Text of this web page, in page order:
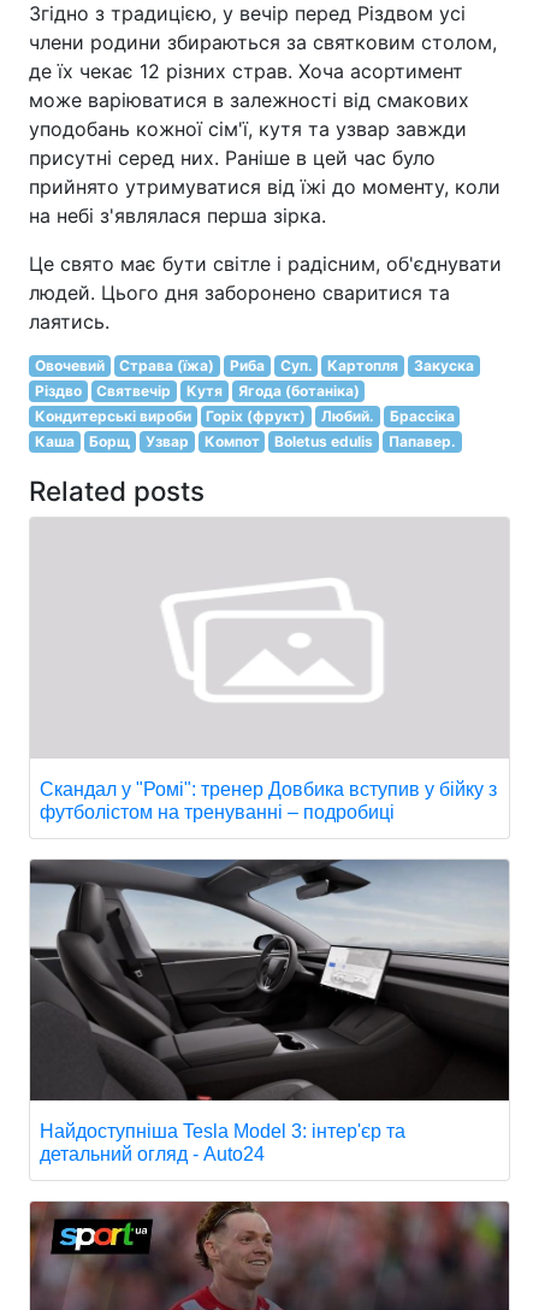
Згідно з традицією, у вечір перед Різдвом усі
члени родини збираються за святковим столом,
де їх чекає 12 різних страв. Хоча асортимент
може варіюватися в залежності від смакових
уподобань кожної сім'ї, кутя та узвар завжди
присутні серед них. Раніше в цей час було
прийнято утримуватися від їжі до моменту, коли
на небі з'являлася перша зірка.
Це свято має бути світле і радісним, об'єднувати
людей. Цього дня заборонено сваритися та
лаятись.
Овочевий Страва (їжа) Риба Суп. Картопля
Закуска
Різдво
Святвечір Кутя
Ягода (ботаніка)
Кондитерські вироби
Горіх (фрукт) Любий.
Брассіка
Каша
Борщ Узвар Компот Boletus edulis Папавер.
Related posts
Скандал у "Ромі": тренер Довбика вступив у бійку з
футболістом на тренуванні – подробиці
Найдоступніша Tesla Model 3: інтер'єр та
детальний огляд - Auto24